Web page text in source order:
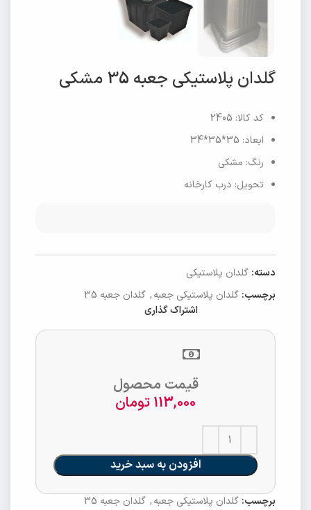
گلدان پلاستیکی جعبه 35 مشکی
کد کالا: 2405
ابعاد: 35*35*34
رنگ: مشکی
تحویل: درب کارخانه
دسته: گلدان پلاستیکی
برچسب: گلدان پلاستیکی جعبه, گلدان جعبه 35
اشتراک گذاری
قیمت محصول
113,000 تومان
افزودن به سبد خرید
برچسب: گلدان پلاستیکی جعبه, گلدان جعبه 35